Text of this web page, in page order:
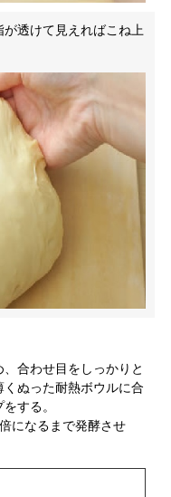
透けて見えればこね上
合わせ目をしっかりと
ぬった耐熱ボウルに合
する。
になるまで発酵させ